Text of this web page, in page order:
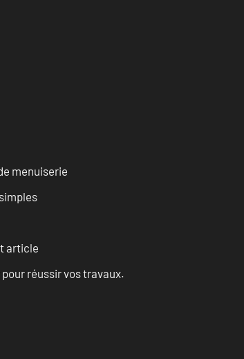
menuiserie
article
réussir vos travaux.